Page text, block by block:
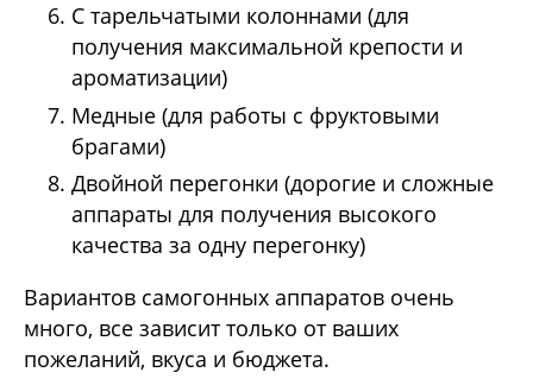
С тарельчатыми колоннами (для
получения максимальной крепости и
ароматизации)
Медные (для работы с фруктовыми
брагами)
Двойной перегонки (дорогие и сложные
аппараты для получения высокого
качества за одну перегонку)
Вариантов самогонных аппаратов очень
много, все зависит только от ваших
пожеланий, вкуса и бюджета.